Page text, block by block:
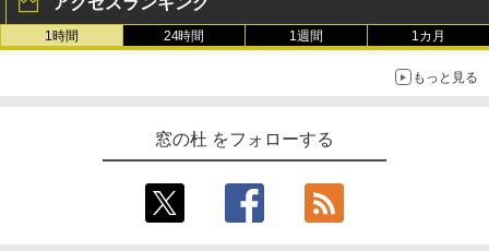
1時間 24時間 1週間 1カ月
もっと見る
窓の杜 をフォローする